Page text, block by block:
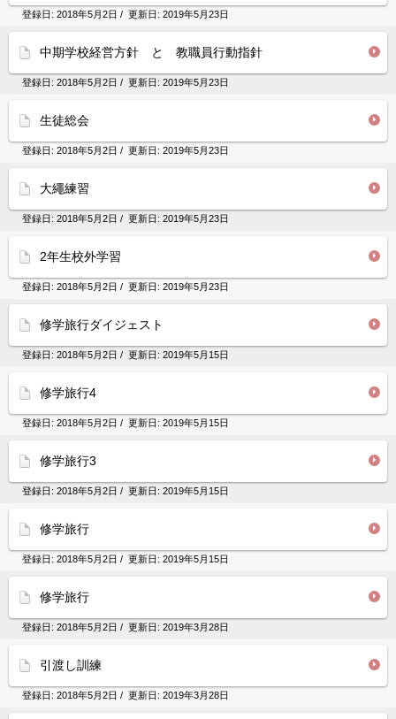
登録日: 2018年5月2日 / 更新日: 2019年5月23日
中期学校経営方針 と 教職員行動指針
登録日: 2018年5月2日 / 更新日: 2019年5月23日
生徒総会
登録日: 2018年5月2日 / 更新日: 2019年5月23日
大繩練習
登録日: 2018年5月2日 / 更新日: 2019年5月23日
2年生校外学習
登録日: 2018年5月2日 / 更新日: 2019年5月23日
修学旅行ダイジェスト
登録日: 2018年5月2日 / 更新日: 2019年5月15日
修学旅行4
登録日: 2018年5月2日 / 更新日: 2019年5月15日
修学旅行3
登録日: 2018年5月2日 / 更新日: 2019年5月15日
修学旅行
登録日: 2018年5月2日 / 更新日: 2019年5月15日
修学旅行
登録日: 2018年5月2日 / 更新日: 2019年3月28日
引渡し訓練
登録日: 2018年5月2日 / 更新日: 2019年3月28日